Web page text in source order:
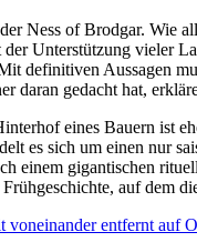
Ness of Brodgar. Wie
Unterstützung vieler
definitiven Aussagen
daran gedacht hat,
eines Bauern ist
es sich um einen nur
einem gigantischen
auf dem